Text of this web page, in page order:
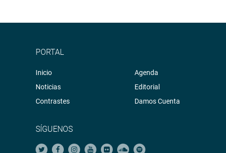
PORTAL
Inicio
Noticias
Contrastes
Agenda
Editorial
Damos Cuenta
SÍGUENOS